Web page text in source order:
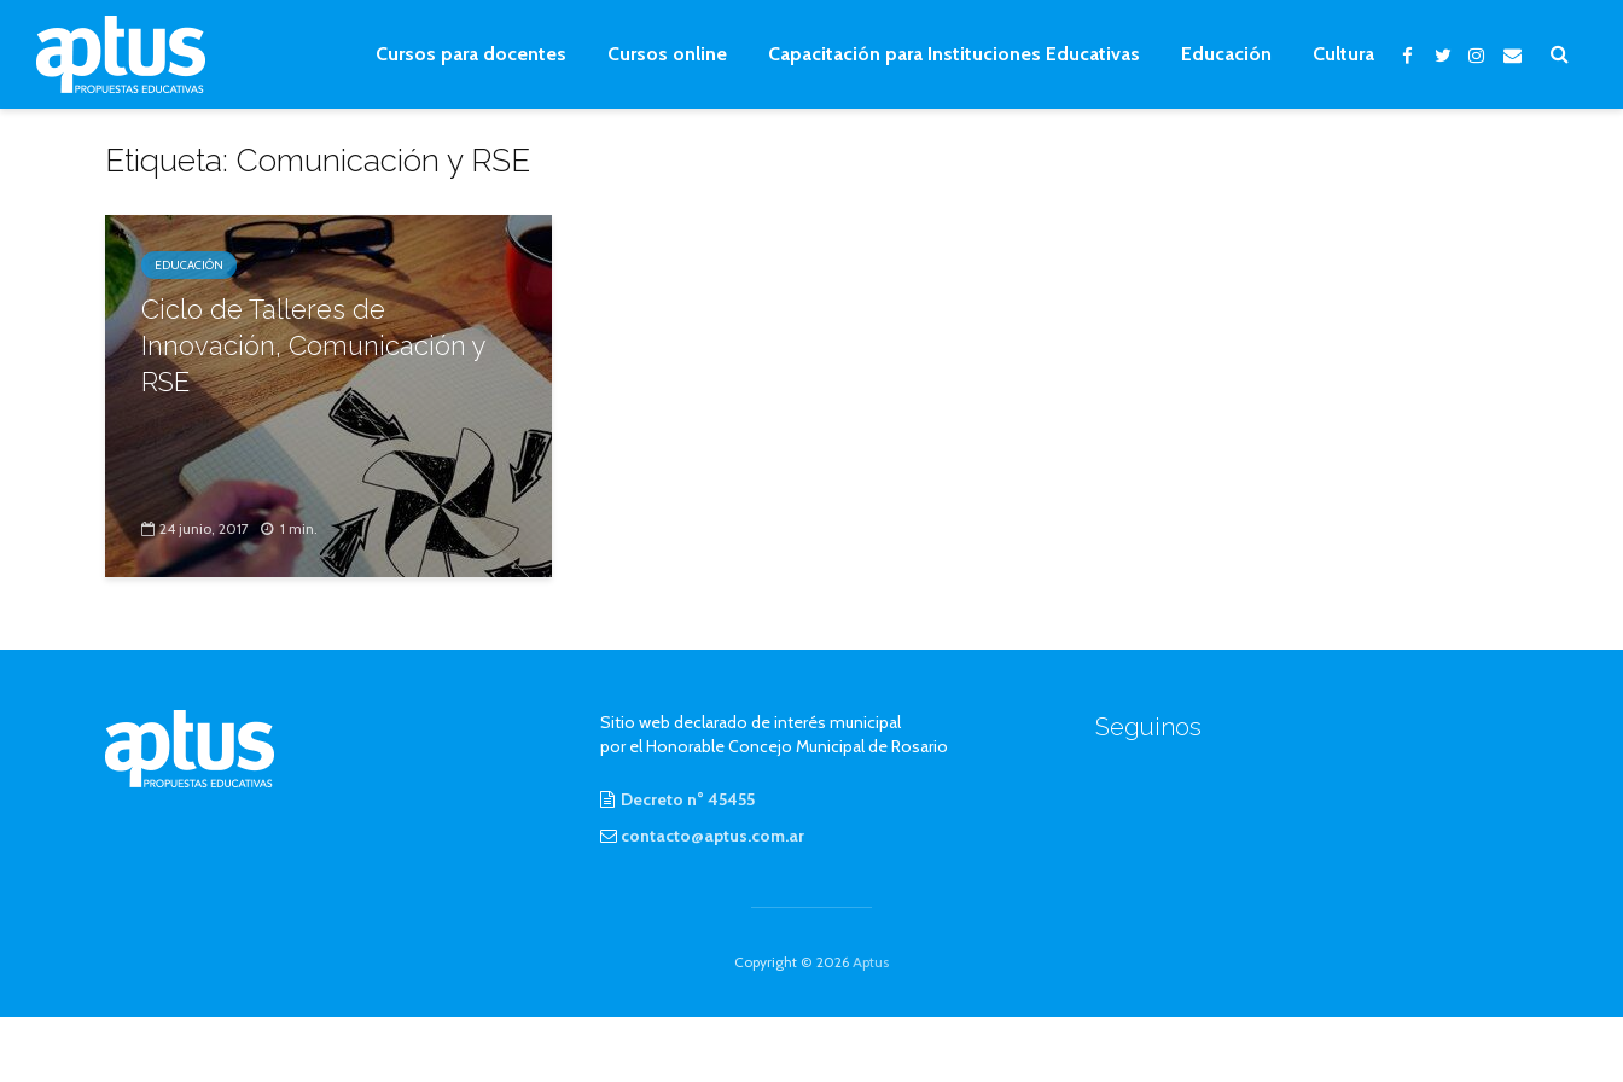
Cursos para docentes Cursos online Capacitación para Instituciones Educativas Educación Cultura
Etiqueta: Comunicación y RSE
EDUCACIÓN
Ciclo de Talleres de
Innovación, Comunicación y
RSE
24 junio, 2017 1 min.
Sitio web declarado de interés municipal
por el Honorable Concejo Municipal de Rosario
Decreto n° 45455
contacto@aptus.com.ar
Seguinos
Copyright © 2026 Aptus